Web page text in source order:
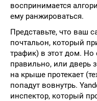
воспринимается
ему ранжироваться.
Представьте, что ваш
почтальон, который
трафик) в этот дом. Но
правильно, или дверь
на крыше протекает
попадут вовнутрь.
инспектор, который